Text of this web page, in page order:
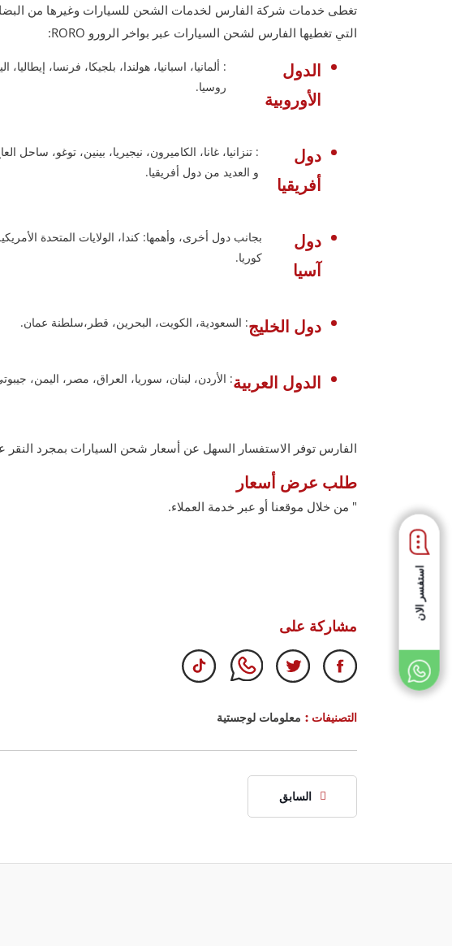
تغطى خدمات شركة الفارس لخدمات الشحن للسيارات وغيرها من
التي تغطيها الفارس لشحن السيارات عبر بواخر الرورو RORO:
الدول
الأوروبية
: ألمانيا، اسبانيا، هولندا، بلجيكا، فرنسا، إيطاليا،
روسيا.
دول
أفريقيا
: تنزانيا، غانا، الكاميرون، نيجيريا، بينين، توغو، ساحل
و العديد من دول أفريقيا.
دول
آسيا
بجانب دول أخرى، وأهمها: كندا، الولايات المتحدة
كوريا.
دول الخليج: السعودية، الكويت، البحرين، قطر،سلطنة عمان.
الدول العربية: الأردن، لبنان، سوريا، العراق، مصر، اليمن،
الفارس توفر الاستفسار السهل عن أسعار شحن السيارات بمجرد النقر
طلب عرض أسعار
" من خلال موقعنا أو عبر خدمة العملاء.
مشاركة على
التصنيفات : معلومات لوجستية
السابق
استفسر الان